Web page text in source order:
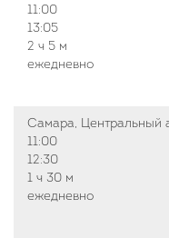
11:00
13:05
2 ч 5 м
ежедневно
Самара, Центральный
11:00
12:30
1 ч 30 м
ежедневно